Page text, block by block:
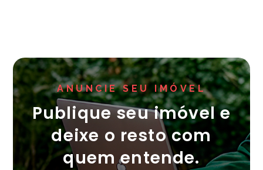
ANUNCIE SEU IMÓVEL
Publique seu imóvel e
deixe o resto com
quem entende.